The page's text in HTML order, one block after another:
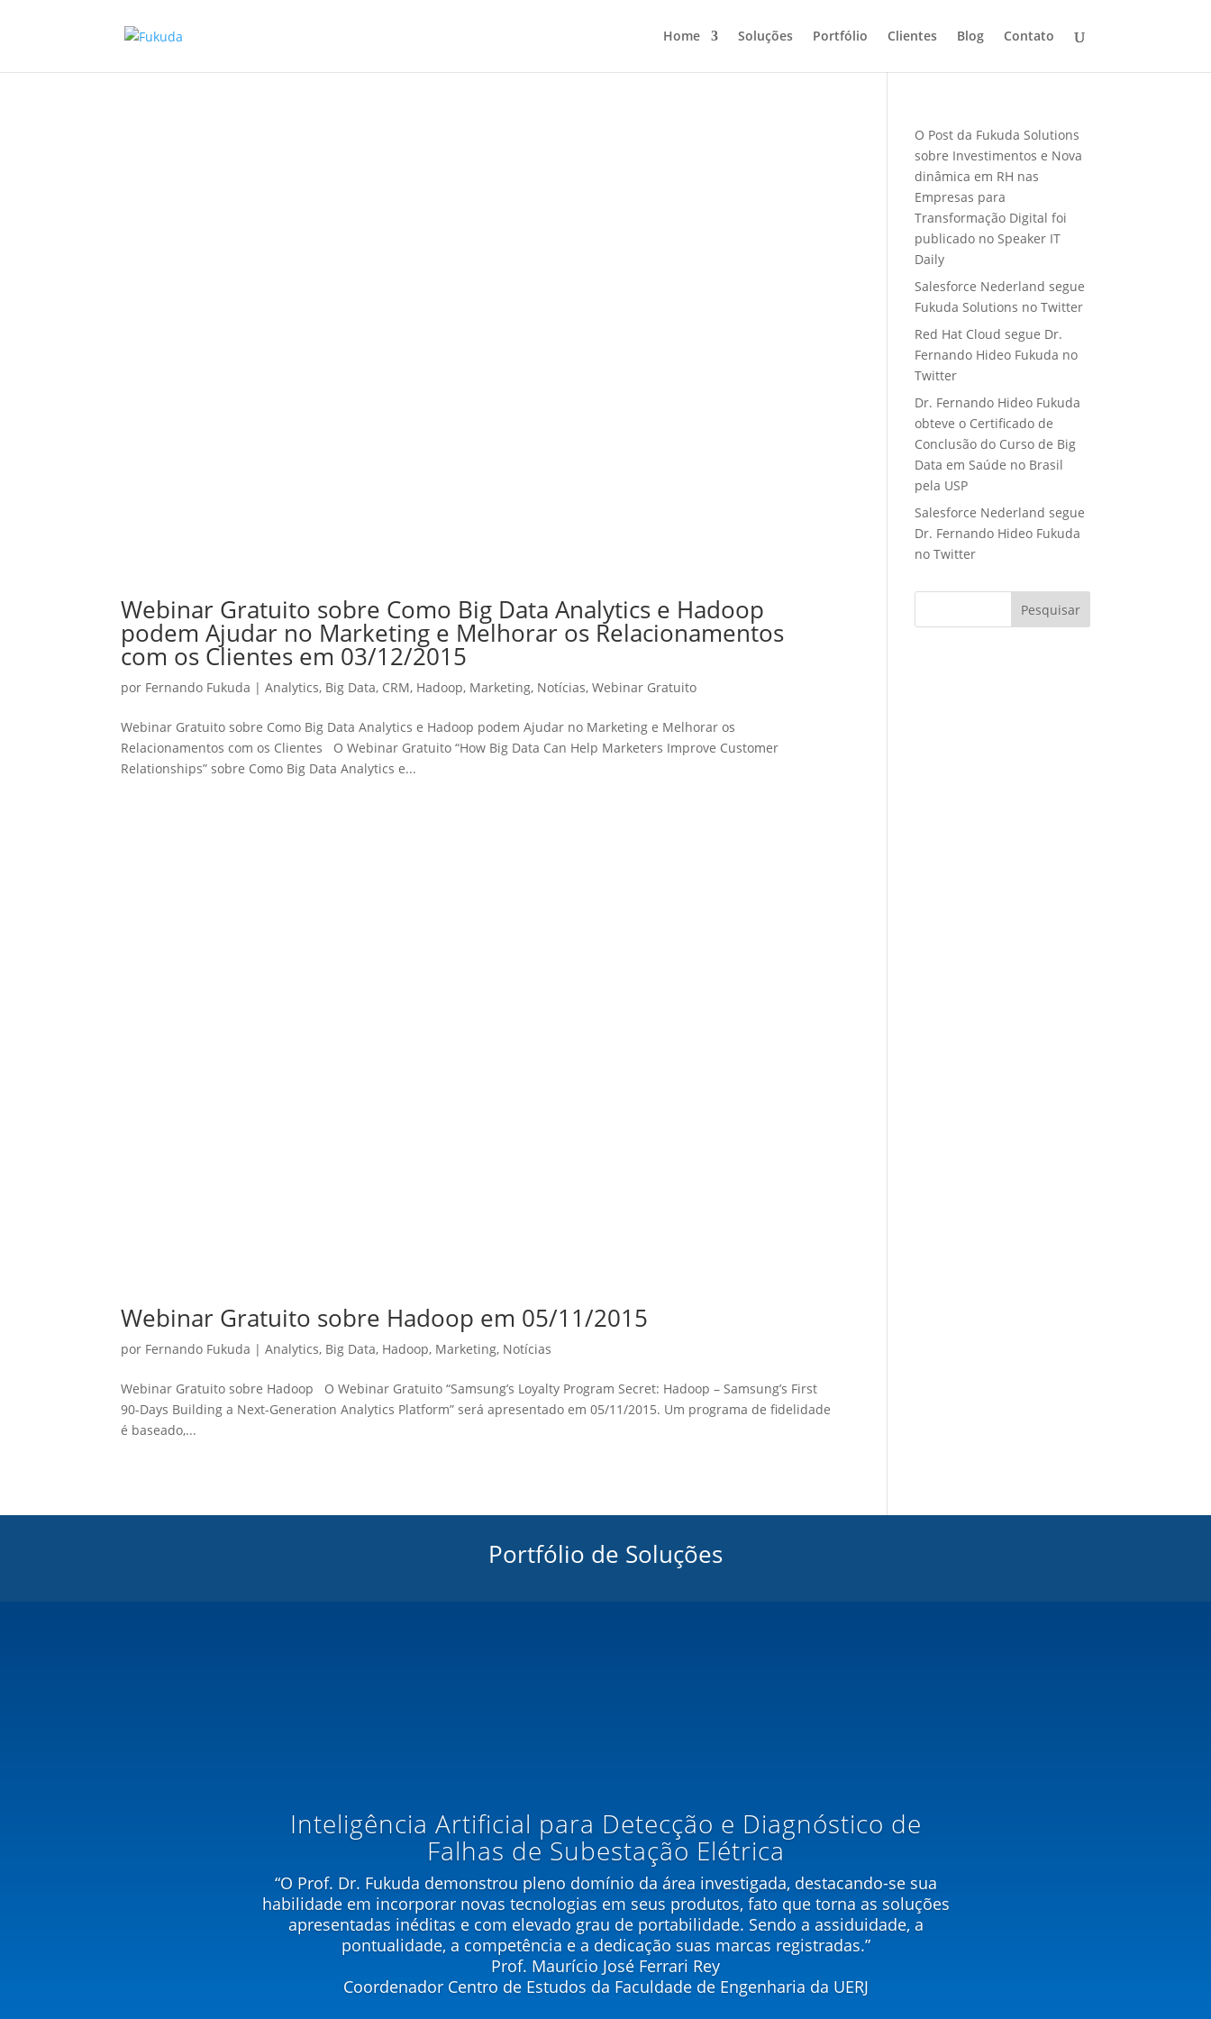
Home Soluções Portfólio Clientes Blog Contato
Webinar Gratuito sobre Como Big Data Analytics e Hadoop
podem Ajudar no Marketing e Melhorar os Relacionamentos
com os Clientes em 03/12/2015
por Fernando Fukuda |Analytics, Big Data, CRM, Hadoop, Marketing, Notícias,Webinar Gratuito
Webinar Gratuito sobre Como Big Data Analytics e Hadoop podem Ajudar no Marketing e Melhorar os
Relacionamentos com os Clientes O Webinar Gratuito “How Big Data Can Help Marketers Improve Customer
Relationships” sobre Como Big Data Analytics e...
Webinar Gratuito sobre Hadoop em 05/11/2015
por Fernando Fukuda |Analytics, Big Data, Hadoop, Marketing, Notícias
Webinar Gratuito sobre Hadoop O Webinar Gratuito “Samsung’s Loyalty Program Secret: Hadoop – Samsung’s First
90-Days Building a Next-Generation Analytics Platform” será apresentado em 05/11/2015. Um programa de fidelidade
é baseado,...
O Post da Fukuda Solutions
sobre Investimentos e Nova
dinâmica em RH nas
Empresas para
Transformação Digital foi
publicado no Speaker IT
Daily
Salesforce Nederland segue
Fukuda Solutions no Twitter
Red Hat Cloud segue Dr.
Fernando Hideo Fukuda no
Twitter
Dr. Fernando Hideo Fukuda
obteve o Certificado de
Conclusão do Curso de Big
Data em Saúde no Brasil
pela USP
Salesforce Nederland segue
Dr. Fernando Hideo Fukuda
no Twitter
Pesquisar
Portfólio de Soluções
Inteligência Artificial para Detecção e Diagnóstico de
Falhas de Subestação Elétrica
“O Prof. Dr. Fukuda demonstrou pleno domínio da área investigada, destacando-se sua
habilidade em incorporar novas tecnologias em seus produtos, fato que torna as soluções
apresentadas inéditas e com elevado grau de portabilidade. Sendo a assiduidade, a
pontualidade, a competência e a dedicação suas marcas registradas.”
Prof. Maurício José Ferrari Rey
Coordenador Centro de Estudos da Faculdade de Engenharia da UERJ